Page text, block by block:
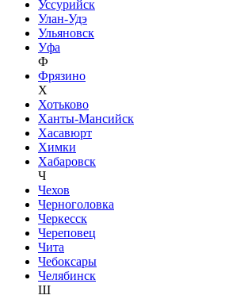
Уссурийск
Улан-Удэ
Ульяновск
Уфа
Ф
Фрязино
Х
Хотьково
Ханты-Мансийск
Хасавюрт
Химки
Хабаровск
Ч
Чехов
Черноголовка
Черкесск
Череповец
Чита
Чебоксары
Челябинск
Ш